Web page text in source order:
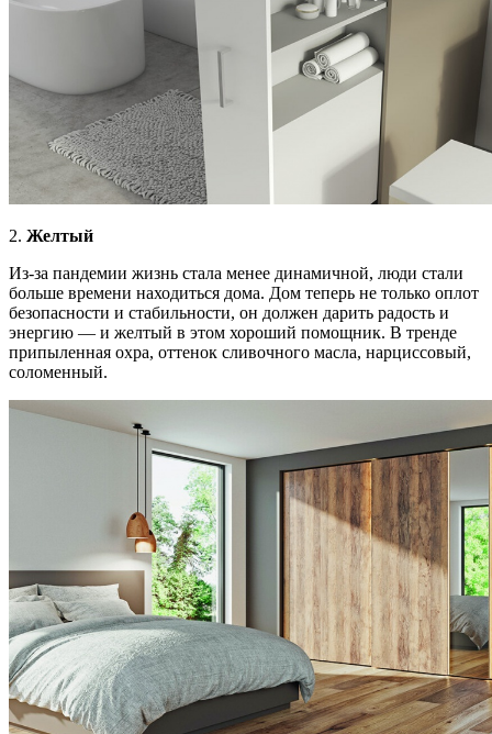
2. Желтый
Из-за пандемии жизнь стала менее динамичной, люди стали
больше времени находиться дома. Дом теперь не только оплот
безопасности и стабильности, он должен дарить радость и
энергию — и желтый в этом хороший помощник. В тренде
припыленная охра, оттенок сливочного масла, нарциссовый,
соломенный.